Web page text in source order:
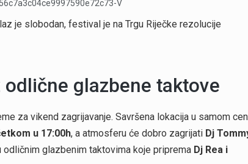
je slobodan, festival je na Trgu Riječke rezolucije
glazbene taktove
za vikend zagrijavanje. Savršena lokacija u samom
u 17:00h, a atmosferu će dobro zagrijati Dj
glazbenim taktovima koje priprema Dj Rea i